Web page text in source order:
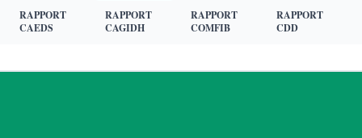
RAPPORT
CAEDS
RAPPORT
CAGIDH
RAPPORT
COMFIB
RAPPORT
CDD